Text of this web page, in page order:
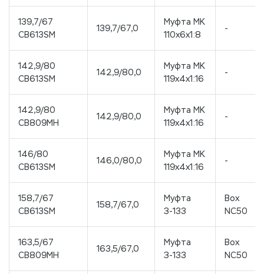
139,7/67
CB613SM
139,7/67,0
Муфта МК
110x6x1:8
-
142,9/80
CB613SM
142,9/80,0
Муфта МК
119x4x1:16
-
142,9/80
CB809MH
142,9/80,0
Муфта МК
119x4x1:16
-
146/80
CB613SM
146,0/80,0
Муфта МК
119x4x1:16
-
158,7/67
CB613SM
158,7/67,0
Муфта
З-133
Box
NC50
163,5/67
CB809MH
163,5/67,0
Муфта
З-133
Box
NC50